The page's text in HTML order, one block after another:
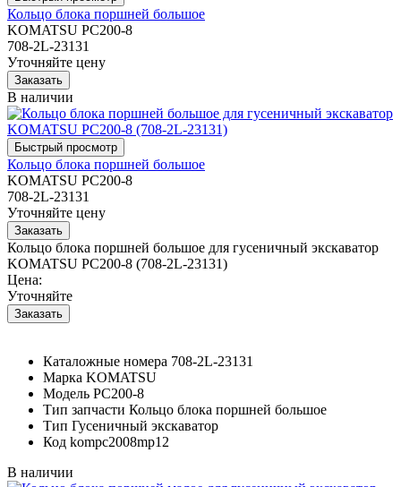
Кольцо блока поршней большое
KOMATSU PC200-8
708-2L-23131
Уточняйте цену
В наличии
Кольцо блока поршней большое
KOMATSU PC200-8
708-2L-23131
Уточняйте цену
Кольцо блока поршней большое для гусеничный экскаватор
KOMATSU PC200-8 (708-2L-23131)
Цена:
Уточняйте
Каталожные номера 708-2L-23131
Марка KOMATSU
Модель PC200-8
Тип запчасти Кольцо блока поршней большое
Тип Гусеничный экскаватор
Код kompc2008mp12
В наличии